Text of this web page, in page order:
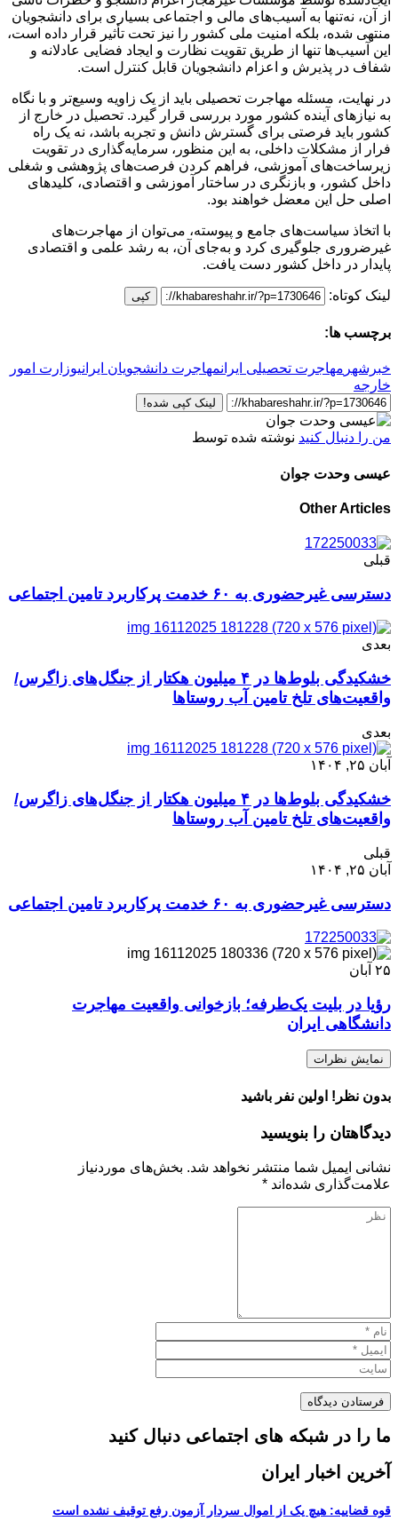
از آن، نه‌تنها به آسیب‌های مالی و اجتماعی بسیاری برای دانشجویان
منتهی شده، بلکه امنیت ملی کشور را نیز تحت تأثیر قرار داده است،
این آسیب‌ها تنها از طریق تقویت نظارت و ایجاد فضایی عادلانه و
شفاف در پذیرش و اعزام دانشجویان قابل کنترل است.
در نهایت، مسئله مهاجرت تحصیلی باید از یک زاویه وسیع‌تر و با نگاه
به نیازهای آینده کشور مورد بررسی قرار گیرد. تحصیل در خارج از
کشور باید فرصتی برای گسترش دانش و تجربه باشد، نه یک راه
فرار از مشکلات داخلی، به این منظور، سرمایه‌گذاری در تقویت
زیرساخت‌های آموزشی، فراهم کردن فرصت‌های پژوهشی و شغلی
داخل کشور، و بازنگری در ساختار آموزشی و اقتصادی، کلیدهای
اصلی حل این معضل خواهند بود.
با اتخاذ سیاست‌های جامع و پیوسته، می‌توان از مهاجرت‌های
غیرضروری جلوگیری کرد و به‌جای آن، به رشد علمی و اقتصادی
پایدار در داخل کشور دست یافت.
لینک کوتاه: کپی
برچسب ها:
خبرشهر مهاجرت تحصیلی ایرانمهاجرت دانشجویان ایرانیوزارت امور
خارجه
لینک کپی شده!
من را دنبال کنید نوشته شده توسط
عیسی وحدت جوان
Other Articles
قبلی
دسترسی غیرحضوری به ۶۰ خدمت پرکاربرد تامین اجتماعی
بعدی
خشکیدگی بلوط‌ها در ۴ میلیون هکتار از جنگل‌های زاگرس/
واقعیت‌های تلخ تامین آب روستاها
بعدی
آبان ۲۵, ۱۴۰۴
خشکیدگی بلوط‌ها در ۴ میلیون هکتار از جنگل‌های زاگرس/
واقعیت‌های تلخ تامین آب روستاها
قبلی
آبان ۲۵, ۱۴۰۴
دسترسی غیرحضوری به ۶۰ خدمت پرکاربرد تامین اجتماعی
۲۵ آبان
رؤیا در بلیت یک‌طرفه؛ بازخوانی واقعیت مهاجرت
دانشگاهی ایران
نمایش نظرات
بدون نظر! اولین نفر باشید
دیدگاهتان را بنویسید
نشانی ایمیل شما منتشر نخواهد شد. بخش‌های موردنیاز
علامت‌گذاری شده‌اند *
ما را در شبکه های اجتماعی دنبال کنید
آخرین اخبار ایران
قوه قضاییه: هیچ یک از اموال سردار آزمون رفع توقیف نشده است